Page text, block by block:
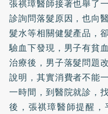
張祺璋醫師接著也舉了
診詢問落髮原因，也向
髮水等相關健髮產品，
驗血下發現，男子有貧
治療後，男子落髮問題
說明，其實消費者不能
一時間，到醫院就診，
後，張祺璋醫師提醒